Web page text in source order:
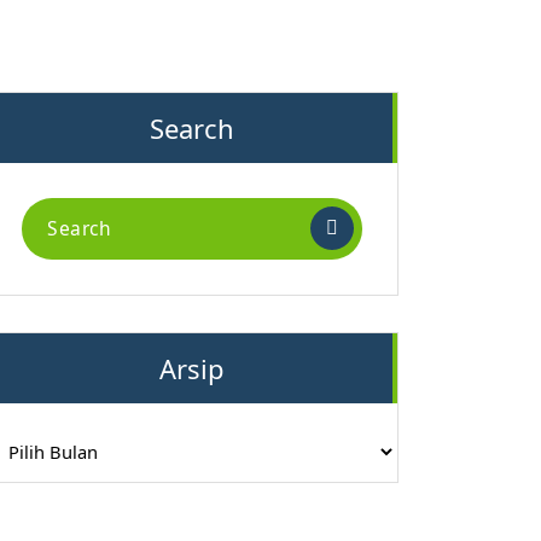
Search
Search
for:
Arsip